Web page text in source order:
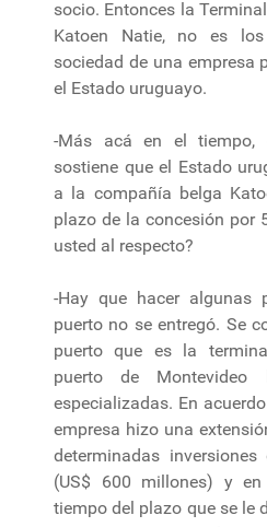
socio. Entonces la
Katoen Natie, no es
sociedad de una empresa
el Estado uruguayo.
-Más acá en el tiempo,
sostiene que el Estado
a la compañía belga
plazo de la concesión por
usted al respecto?
-Hay que hacer algunas
puerto no se entregó. Se
puerto que es la
puerto de Montevideo
especializadas. En
empresa hizo una
determinadas
(US$ 600 millones) y
tiempo del plazo que se le